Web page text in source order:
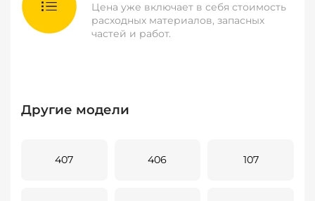
Цена уже включает в себя стоимость
расходных материалов, запасных
частей и работ.
Другие модели
407 406 107